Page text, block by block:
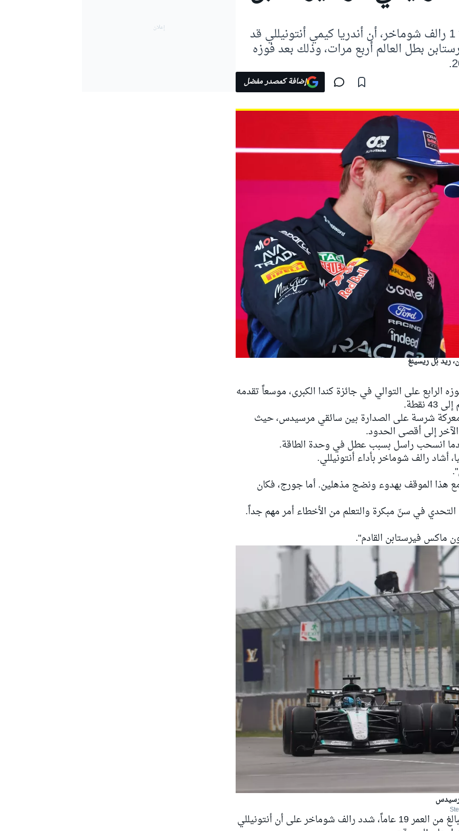
يرى السائق السابق في الفورمولا 1 رالف شوماخر، أن أندريا كيمي أنتونيللي قد
بطل العالم أربع مرات، وذلك بعد فوزه
إضافة كمصدر مفضل
ريد بُل ريسينغ
على التوالي في جائزة كندا الكبرى، موسعاً تقدمه
معركة شرسة على الصدارة بين سائقي مرسيدس، حيث
إلى أقصى الحدود.
رالف شوماخر بأداء أنتونيللي.
هذا الموقف بهدوء ونضج مذهلين. أما جورج، فكان
في سنّ مبكرة والتعلم من الأخطاء أمر مهم جداً.
ماكس فيرستابن القادم".
وضمن تقييمه لتطور السائق الإيطالي البالغ من العمر 19 عاماً، شدد رالف شوماخر على أن أنتونيللي